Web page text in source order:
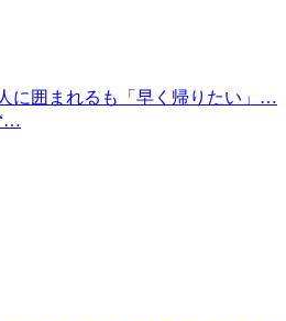
に囲まれるも「早く帰りたい」…